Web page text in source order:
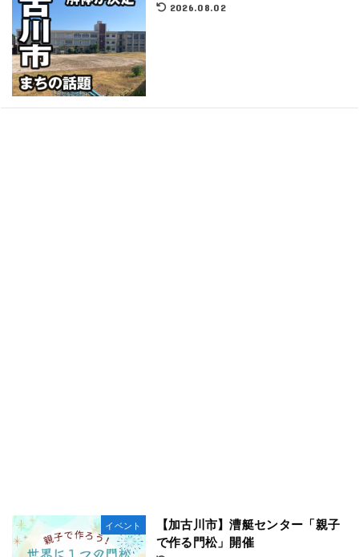
2026.08.02
イベント
【加古川市】漕艇センター「親子
で作る門松」開催